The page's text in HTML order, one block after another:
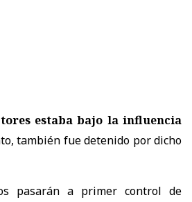
estaba bajo la influencia
también fue detenido por dicho
pasarán a primer control de